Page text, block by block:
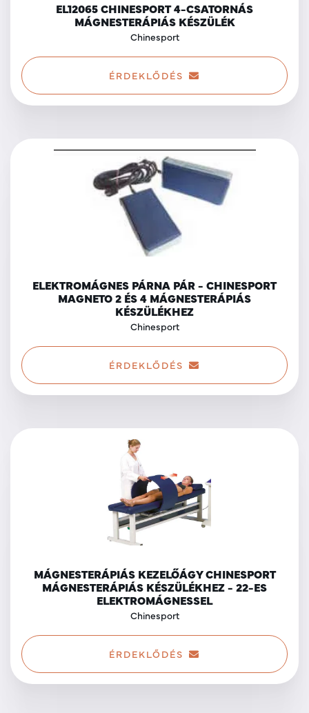
EL12065 CHINESPORT 4-CSATORNÁS
MÁGNESTERÁPIÁS KÉSZÜLÉK
Chinesport
ÉRDEKLŐDÉS
ELEKTROMÁGNES PÁRNA PÁR - CHINESPORT
MAGNETO 2 ÉS 4 MÁGNESTERÁPIÁS
KÉSZÜLÉKHEZ
Chinesport
ÉRDEKLŐDÉS
MÁGNESTERÁPIÁS KEZELŐÁGY CHINESPORT
MÁGNESTERÁPIÁS KÉSZÜLÉKHEZ - 22-ES
ELEKTROMÁGNESSEL
Chinesport
ÉRDEKLŐDÉS